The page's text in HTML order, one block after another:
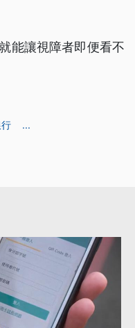
能讓視障者即便看不
...